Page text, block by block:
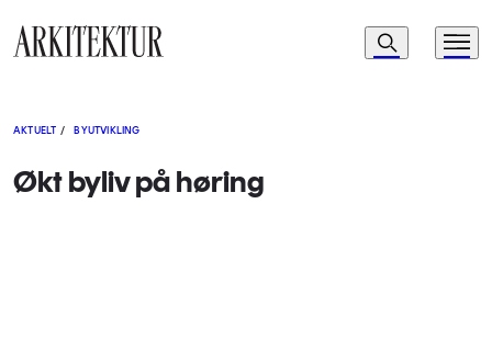
Navigasjon
Søk Meny
AKTUELT / BYUTVIKLING
Økt byliv på høring